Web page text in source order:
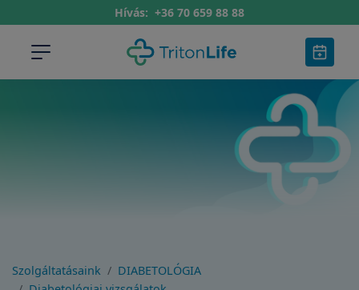
Hívás: +36 70 659 88 88
Szolgáltatásaink
DIABETOLÓGIA